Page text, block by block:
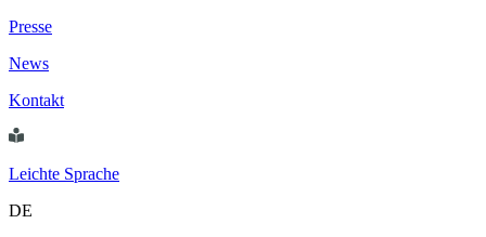
Presse
News
Kontakt
Leichte Sprache
DE